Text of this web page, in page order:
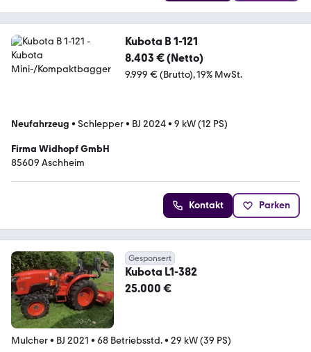
Kubota B 1-121
8.403 € (Netto)
9.999 € (Brutto) 19% MwSt.
Neufahrzeug • Schlepper• BJ 2024• 9 kW (12 PS)
Firma Widhopf GmbH
85609 Aschheim
Kontakt Parken
Gesponsert
Kubota L1-382
25.000 €
Mulcher• BJ 2021 • 68 Betriebsstd.• 29 kW (39 PS)